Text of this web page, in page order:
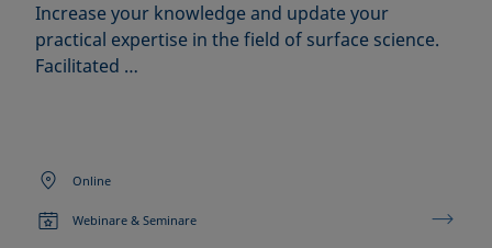
Increase your knowledge and update your
practical expertise in the field of surface science.
Facilitated …
Online
Webinare & Seminare